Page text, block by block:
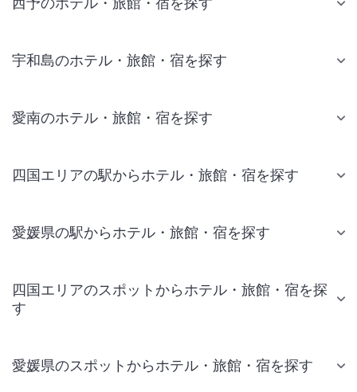
宇和島のホテル・旅館・宿を探す
愛南のホテル・旅館・宿を探す
四国エリアの駅からホテル・旅館・宿を探す
愛媛県の駅からホテル・旅館・宿を探す
四国エリアのスポットからホテル・旅館・宿を探
す
愛媛県のスポットからホテル・旅館・宿を探す